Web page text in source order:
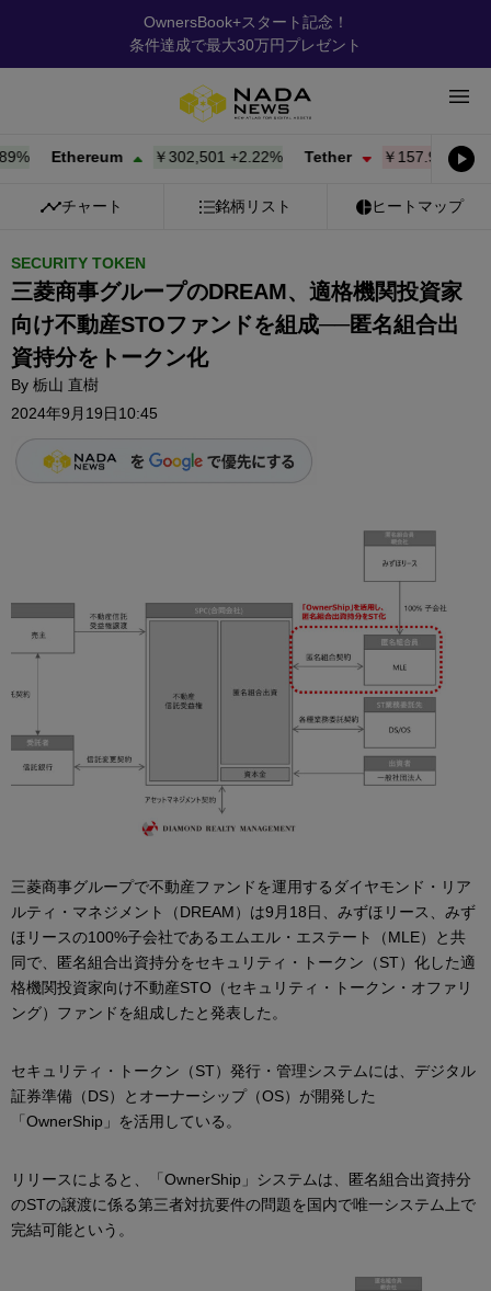
OwnersBook+スタート記念！
条件達成で最大30万円プレゼント
Ethereum ￥302,501+2.22% Tether ￥157.95-0.01%
チャート 銘柄リスト ヒートマップ
SECURITY TOKEN
三菱商事グループのDREAM、適格機関投資家
向け不動産STOファンドを組成──匿名組合出
資持分をトークン化
By 栃山 直樹
2024年9月19日10:45
三菱商事グループで不動産ファンドを運用するダイヤモンド・リア
ルティ・マネジメント（DREAM）は9月18日、みずほリース、みず
ほリースの100%子会社であるエムエル・エステート（MLE）と共
同で、匿名組合出資持分をセキュリティ・トークン（ST）化した適
格機関投資家向け不動産STO（セキュリティ・トークン・オファリ
ング）ファンドを組成したと発表した。
セキュリティ・トークン（ST）発行・管理システムには、デジタル
証券準備（DS）とオーナーシップ（OS）が開発した
「OwnerShip」を活用している。
リリースによると、「OwnerShip」システムは、匿名組合出資持分
のSTの譲渡に係る第三者対抗要件の問題を国内で唯一システム上で
完結可能という。